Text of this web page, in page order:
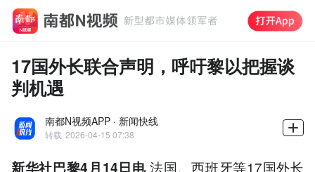
17国外长联合声明，呼吁黎以把握谈
判机遇
南都N视频APP · 新闻快线
转载 2026-04-15 07:38
新华社巴黎4月14日电法国、西班牙等17国外长